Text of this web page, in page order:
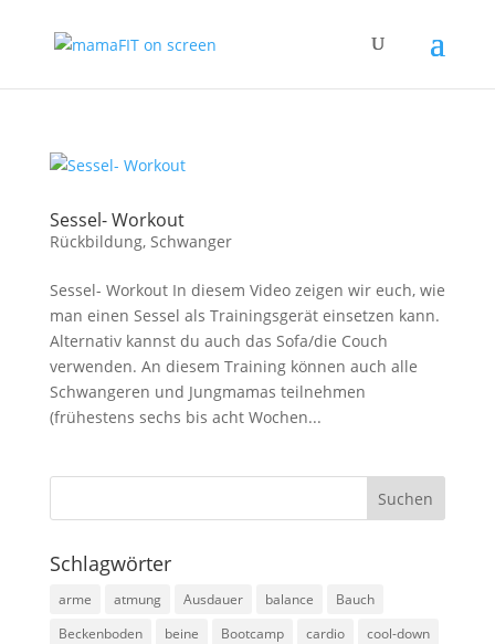
Sessel- Workout
Rückbildung, Schwanger
Sessel- Workout In diesem Video zeigen wir euch, wie
man einen Sessel als Trainingsgerät einsetzen kann.
Alternativ kannst du auch das Sofa/die Couch
verwenden. An diesem Training können auch alle
Schwangeren und Jungmamas teilnehmen
(frühestens sechs bis acht Wochen...
Schlagwörter
arme atmung Ausdauer balance
Bauch
Beckenboden
beine Bootcamp cardio
cool-down